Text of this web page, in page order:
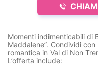
Momenti indimenticabili di
Maddalene”. Condividi
romantica in Val di Non
L’offerta include: